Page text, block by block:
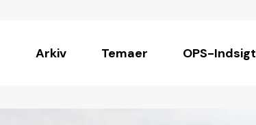
Arkiv Temaer OPS-Indsigt